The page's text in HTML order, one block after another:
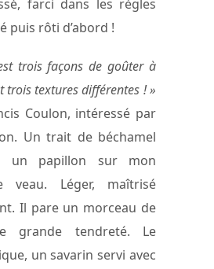
farci dans les règles
puis rôti d’abord !
trois façons de goûter à
trois textures différentes ! »
Coulon, intéressé par
Un trait de béchamel
un papillon sur mon
veau. Léger, maîtrisé
Il pare un morceau de
grande tendreté. Le
un savarin servi avec